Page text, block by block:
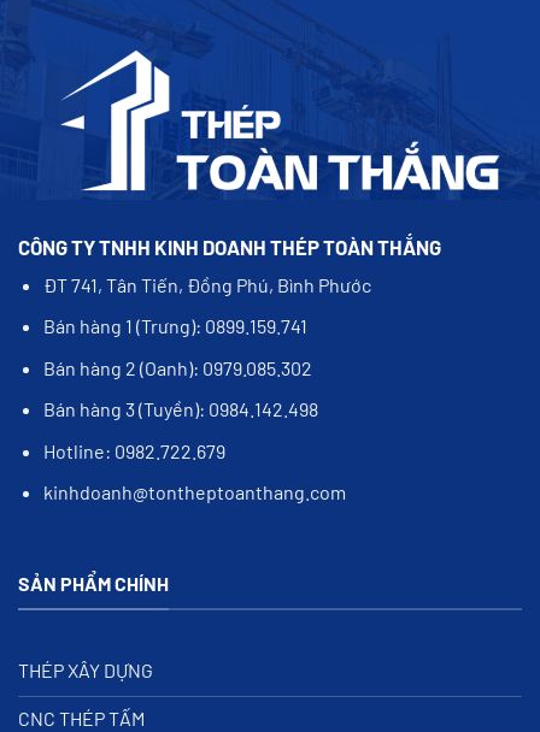
CÔNG TY TNHH KINH DOANH THÉP TOÀN THẮNG
ĐT 741, Tân Tiến, Đồng Phú, Bình Phước
Bán hàng 1 (Trưng): 0899.159.741
Bán hàng 2 (Oanh): 0979.085.302
Bán hàng 3 (Tuyền): 0984.142.498
Hotline: 0982.722.679
kinhdoanh@tontheptoanthang.com
SẢN PHẨM CHÍNH
THÉP XÂY DỰNG
CNC THÉP TẤM